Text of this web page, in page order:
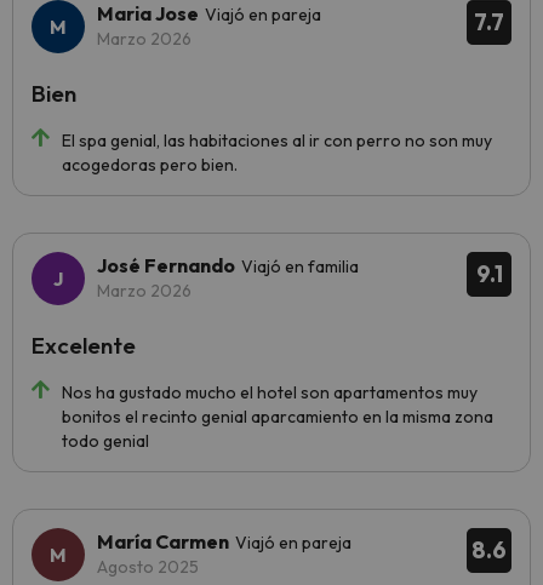
7.7
Maria Jose Viajó en pareja
Marzo 2026
El spa genial, las habitaciones al ir con perro no son muy
acogedoras pero bien.
Bien
9.1
José Fernando Viajó en familia
Marzo 2026
Nos ha gustado mucho el hotel son apartamentos muy
bonitos el recinto genial aparcamiento en la misma zona
todo genial
Excelente
8.6
María Carmen Viajó en pareja
Agosto 2025